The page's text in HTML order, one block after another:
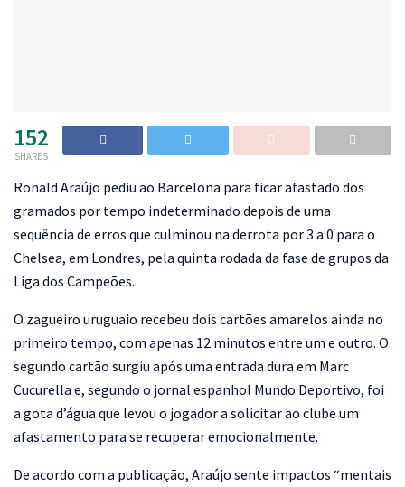
152
SHARES
Ronald Araújo pediu ao Barcelona para ficar afastado dos
gramados por tempo indeterminado depois de uma
sequência de erros que culminou na derrota por 3 a 0 para o
Chelsea, em Londres, pela quinta rodada da fase de grupos da
Liga dos Campeões.
O zagueiro uruguaio recebeu dois cartões amarelos ainda no
primeiro tempo, com apenas 12 minutos entre um e outro. O
segundo cartão surgiu após uma entrada dura em Marc
Cucurella e, segundo o jornal espanhol Mundo Deportivo, foi
a gota d’água que levou o jogador a solicitar ao clube um
afastamento para se recuperar emocionalmente.
De acordo com a publicação, Araújo sente impactos “mentais